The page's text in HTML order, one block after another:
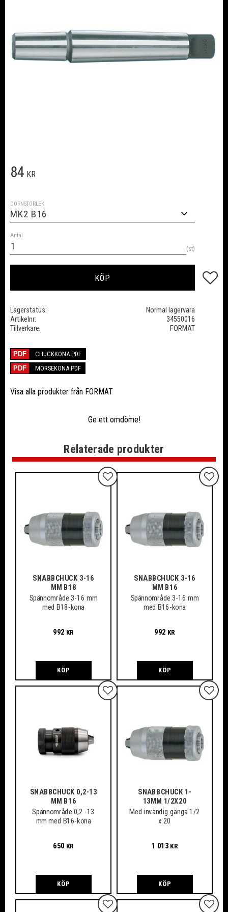
84 KR
DORNSTORLEK
Antal
st
KÖP Lägg
Lagerstatus
Normal lagervara
Artikelnr
34550016
Tillverkare
FORMAT
CHUCKKONA.PDF
MORSEKONA.PDF
Visa alla produkter från FORMAT
Ge ett omdöme!
Relaterade produkter
SNABBCHUCK 3-16
MM B18
Spännområde 3-16 mm
med B18-kona
992 KR
Lägg till i favoriter
KÖP
SNABBCHUCK 3-16
MM B16
Spännområde 3-16 mm
med B16-kona
992 KR
Lägg
KÖP
SNABBCHUCK 0,2-13
MM B16
Spännområde 0,2 -13
mm med B16-kona
650 KR
Lägg till i favoriter
KÖP
SNABBCHUCK 1-
13MM 1/2X20
Med invändig gänga 1/2
x 20
1 013KR
Lägg
KÖP
Lägg till i favoriter Lägg